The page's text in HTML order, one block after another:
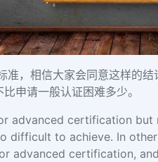
，相信大家会同意这样的
申请一般认证困难多少。
advanced certification
difficult to achieve. In
advanced certification,